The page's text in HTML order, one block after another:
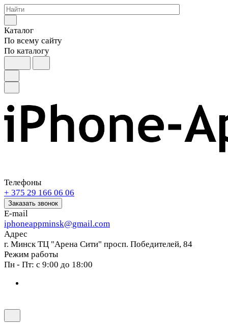
Каталог
По всему сайту
По каталогу
Телефоны
+ 375 29 166 06 06
Заказать звонок
E-mail
iphoneappminsk@gmail.com
Адрес
г. Минск ТЦ "Арена Сити" просп. Победителей, 84
Режим работы
Пн - Пт: с 9:00 до 18:00